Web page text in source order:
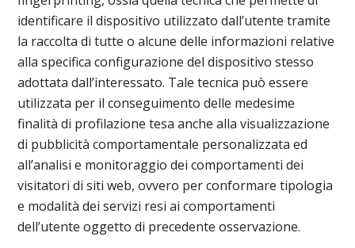
identificare il dispositivo utilizzato dall’utente tramite
la raccolta di tutte o alcune delle informazioni relative
alla specifica configurazione del dispositivo stesso
adottata dall’interessato. Tale tecnica può essere
utilizzata per il conseguimento delle medesime
finalità di profilazione tesa anche alla visualizzazione
di pubblicità comportamentale personalizzata ed
all’analisi e monitoraggio dei comportamenti dei
visitatori di siti web, ovvero per conformare tipologia
e modalità dei servizi resi ai comportamenti
dell’utente oggetto di precedente osservazione.